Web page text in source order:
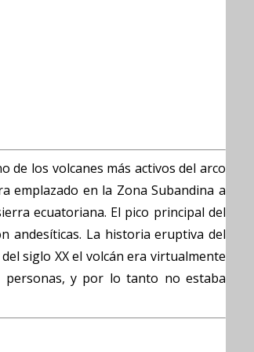
de los volcanes más activos del arco
emplazado en la Zona Subandina a
ecuatoriana. El pico principal del
andesíticas. La historia eruptiva del
siglo XX el volcán era virtualmente
personas, y por lo tanto no estaba